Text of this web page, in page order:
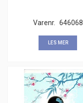
Varenr. 646068
LES MER